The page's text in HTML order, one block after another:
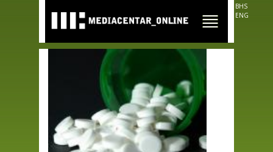
main
content
BHS
ENG